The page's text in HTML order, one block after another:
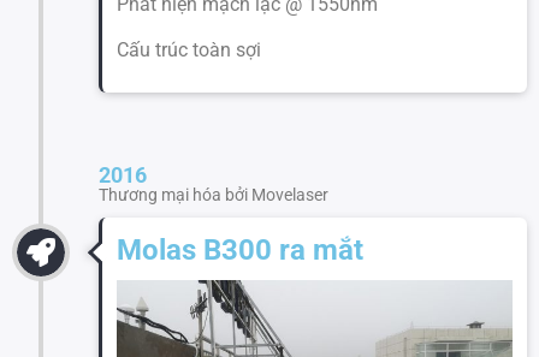
Cấu trúc toàn sợi
2016
Thương mại hóa bởi Movelaser
Molas B300 ra mắt